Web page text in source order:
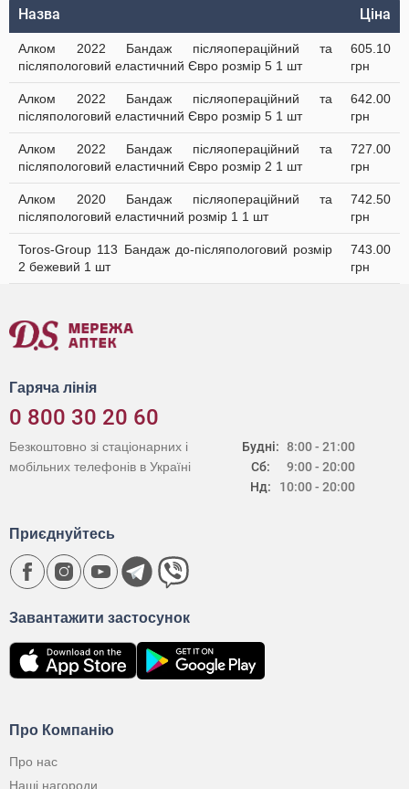
Назва Ціна
Алком 2022 Бандаж післяопераційний та
післяпологовий еластичний Євро розмір 5 1 шт
605.10
грн
Алком 2022 Бандаж післяопераційний та
післяпологовий еластичний Євро розмір 5 1 шт
642.00
грн
Алком 2022 Бандаж післяопераційний та
післяпологовий еластичний Євро розмір 2 1 шт
727.00
грн
Алком 2020 Бандаж післяопераційний та
післяпологовий еластичний розмір 1 1 шт
742.50
грн
Toros-Group 113 Бандаж до-післяпологовий розмір
2 бежевий 1 шт
743.00
грн
Гаряча лінія
0 800 30 20 60
Будні:
Сб:
Нд:
8:00 - 21:00
9:00 - 20:00
10:00 - 20:00
Безкоштовно зі стаціонарних і
мобільних телефонів в Україні
Про Компанію
Про нас
Наші нагороди
Завантажити застосунок
Приєднуйтесь